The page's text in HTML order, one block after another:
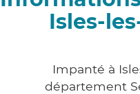
Isles-
Impanté à
département